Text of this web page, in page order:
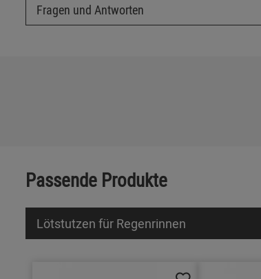
Fragen und Antworten
Passende Produkte
Lötstutzen für Regenrinnen